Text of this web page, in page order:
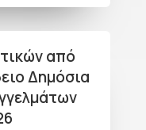
από
Δημόσια